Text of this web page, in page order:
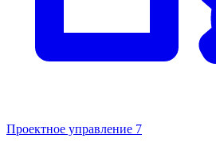
Проектное управление 7